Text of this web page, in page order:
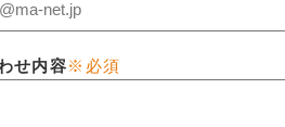
せ内容※必須